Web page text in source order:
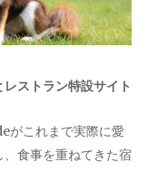
ストラン特設サイト
がこれまで実際に愛
、食事を重ねてきた宿